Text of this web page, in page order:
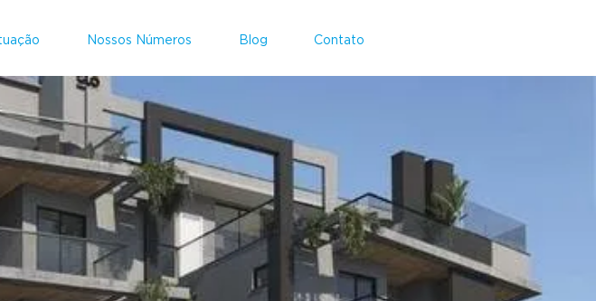
Nossos Números Blog Contato